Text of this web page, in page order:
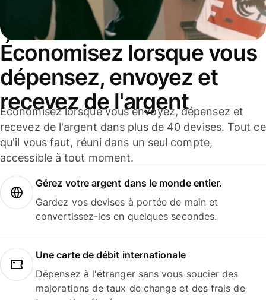
Économisez lorsque vous
dépensez, envoyez et
recevez de l'argent
Économisez lorsque vous envoyez, dépensez et
recevez de l'argent dans plus de 40 devises. Tout ce
qu'il vous faut, réuni dans un seul compte,
accessible à tout moment.
Gérez votre argent dans le monde entier.
Gardez vos devises à portée de main et
convertissez-les en quelques secondes.
Une carte de débit internationale
Dépensez à l'étranger sans vous soucier des
majorations de taux de change et des frais de